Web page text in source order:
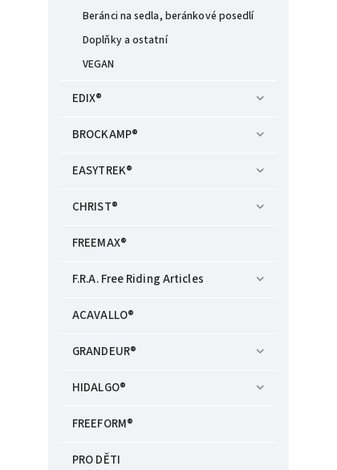
Beránci na sedla, beránkové posedlí
Doplňky a ostatní
VEGAN
EDIX®
BROCKAMP®
EASYTREK®
CHRIST®
FREEMAX®
F.R.A. Free Riding Articles
ACAVALLO®
GRANDEUR®
HIDALGO®
FREEFORM®
PRO DĚTI